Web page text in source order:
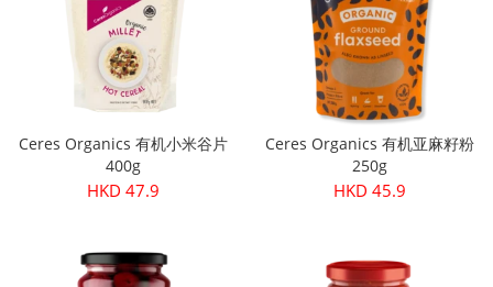
Ceres Organics 有机小米谷片
400g
HKD 47.9
Ceres Organics 有机亚麻籽粉
250g
HKD 45.9